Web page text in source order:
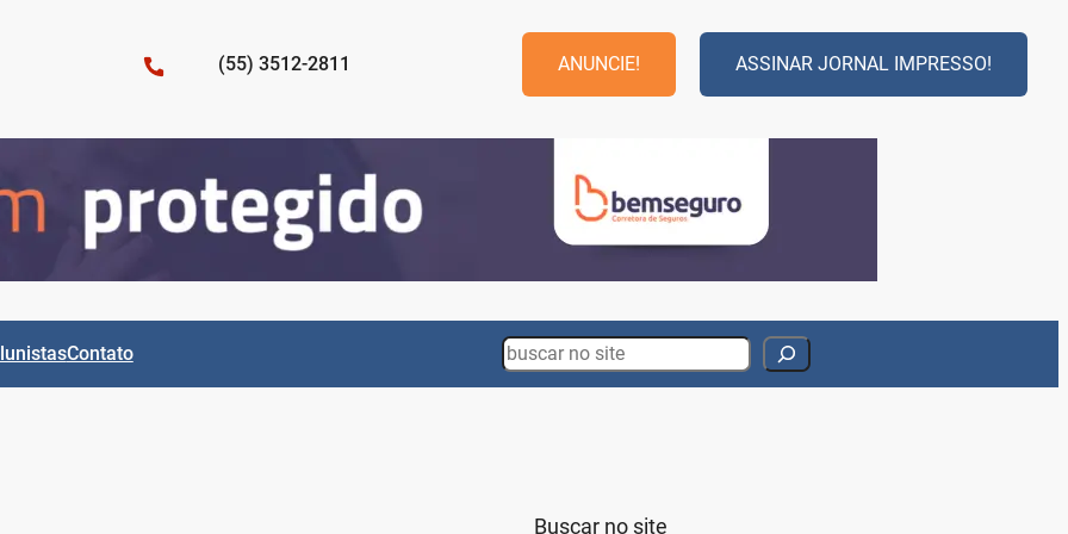
(55) 3512-2811 ANUNCIE! ASSINAR JORNAL IMPRESSO!
Contato Search
Buscar no site